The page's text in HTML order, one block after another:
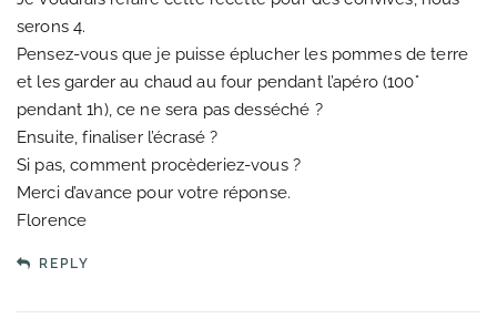
serons 4.
Pensez-vous que je puisse éplucher les pommes de terre
et les garder au chaud au four pendant l’apéro (100°
pendant 1h), ce ne sera pas desséché ?
Ensuite, finaliser l’écrasé ?
Si pas, comment procèderiez-vous ?
Merci d’avance pour votre réponse.
Florence
REPLY